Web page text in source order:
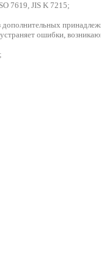
7619, JIS K 7215;
ошибки,